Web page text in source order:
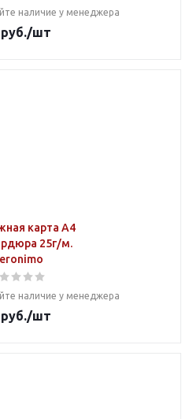
наличие у менеджера
/шт
карта А4
25г/м.
наличие у менеджера
/шт